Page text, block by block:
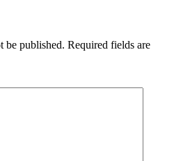
be published. Required fields are